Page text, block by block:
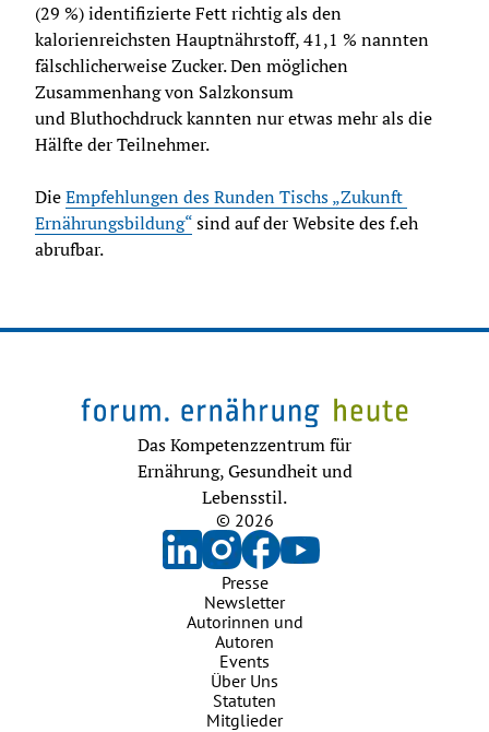
(29 %) identifizierte Fett richtig als den
kalorienreichsten Hauptnährstoff, 41,1 % nannten
fälschlicherweise Zucker. Den möglichen
Zusammenhang von Salzkonsum
und Bluthochdruck kannten nur etwas mehr als die
Hälfte der Teilnehmer.
Die Empfehlungen des Runden Tischs „Zukunft
Ernährungsbildung“ sind auf der Website des f.eh
abrufbar.
Das Kompetenzzentrum für
Ernährung, Gesundheit und
Lebensstil.
© 2026
Presse
Newsletter
Autorinnen und
Autoren
Events
Über Uns
Statuten
Mitglieder